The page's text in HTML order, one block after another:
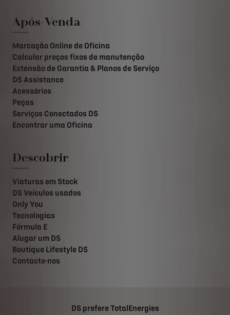
Após-Venda
Marcação Online de Oficina
Calcular preços fixos de manutenção
Extensão de Garantia & Planos de Serviço
DS Assistance
Acessórios
Peças
Serviços Conectados DS
Encontrar uma Oficina
Descobrir
Viaturas em Stock
DS Veículos usados
Only You
Tecnologias
Fórmula E
Alugar um DS
Boutique Lifestyle DS
Contacte-nos
DS prefere TotalEnergies